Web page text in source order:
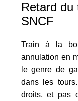
Retard du
SNCF
Train à la
annulation en
le genre de
dans les
droits, et pas